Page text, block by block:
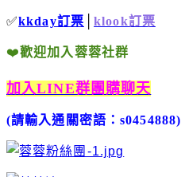
✅kkday訂票 │klook訂票
❤️歡迎加入蓉蓉社群
加入LINE群團購聊天
(請輸入通關密語：s0454888)